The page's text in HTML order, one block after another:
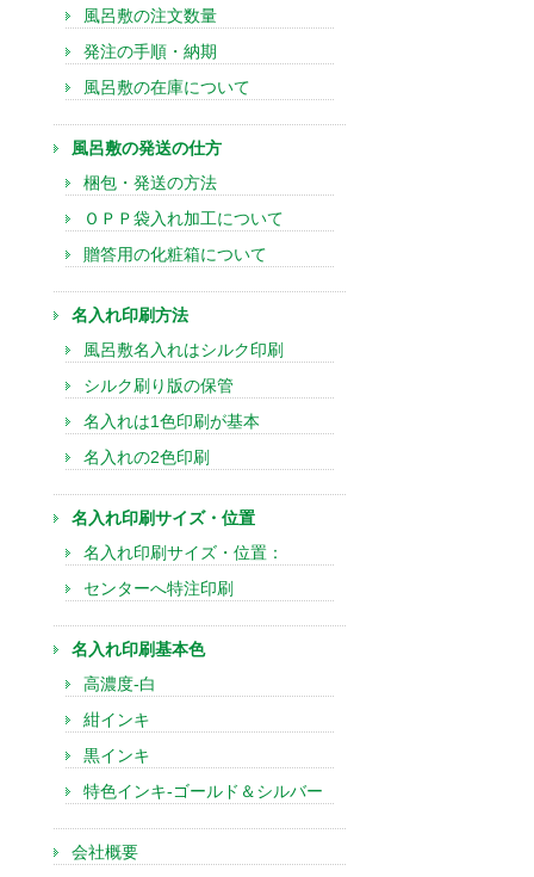
風呂敷の注文数量
発注の手順・納期
風呂敷の在庫について
風呂敷の発送の仕方
梱包・発送の方法
ＯＰＰ袋入れ加工について
贈答用の化粧箱について
名入れ印刷方法
風呂敷名入れはシルク印刷
シルク刷り版の保管
名入れは1色印刷が基本
名入れの2色印刷
名入れ印刷サイズ・位置
名入れ印刷サイズ・位置：
センターへ特注印刷
名入れ印刷基本色
高濃度-白
紺インキ
黒インキ
特色インキ-ゴールド＆シルバー
会社概要